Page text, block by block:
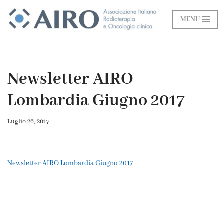
Vai
MENU
Newsletter AIRO-
Lombardia Giugno 2017
Luglio 26, 2017
Newsletter AIRO Lombardia Giugno 2017